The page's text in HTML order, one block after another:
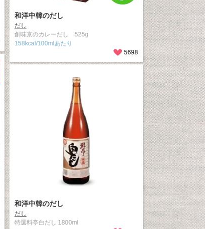
和洋中韓のだし
だし
創味京のカレーだし 525g
158kcal/100mlあたり
5698
和洋中韓のだし
だし
特選料亭白だし 1800ml